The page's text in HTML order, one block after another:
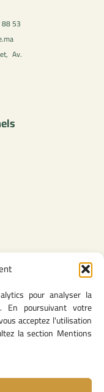
pour analyser la
poursuivant votre
acceptez l'utilisation
la section Mentions
53
Av.